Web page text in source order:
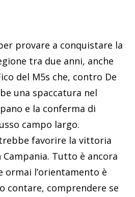
provare a conquistare la
tra due anni, anche
del M5s che, contro De
una spaccatura nel
e la conferma di
campo largo.
favorire la vittoria
Tutto è ancora
ormai l’orientamento è
contare, comprendere se